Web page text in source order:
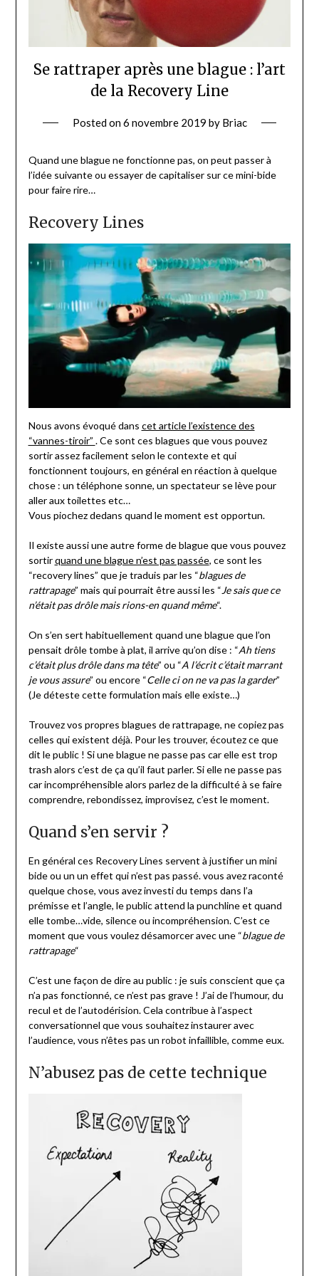
Se rattraper après une blague : l’art
de la Recovery Line
Posted on6 novembre 2019 by Briac
Quand une blague ne fonctionne pas, on peut passer à
l’idée suivante ou essayer de capitaliser sur ce mini-bide
pour faire rire…
Recovery Lines
Nous avons évoqué dans cet article l’existence des
“vannes-tiroir” . Ce sont ces blagues que vous pouvez
sortir assez facilement selon le contexte et qui
fonctionnent toujours, en général en réaction à quelque
chose : un téléphone sonne, un spectateur se lève pour
aller aux toilettes etc…
Vous piochez dedans quand le moment est opportun.
Il existe aussi une autre forme de blague que vous pouvez
sortirquand une blague n’est pas passée, ce sont les
“recovery lines” que je traduis par les “blagues de
rattrapage” mais qui pourrait être aussi les “Je sais que ce
n’était pas drôle mais rions-en quand même“.
On s’en sert habituellement quand une blague que l’on
pensait drôle tombe à plat, il arrive qu’on dise : “Ah tiens
c’était plus drôle dans ma tête” ou “A l’écrit c’était marrant
je vous assure” ou encore “Celle ci on ne va pas la garder”
(Je déteste cette formulation mais elle existe…)
Trouvez vos propres blagues de rattrapage, ne copiez pas
celles qui existent déjà. Pour les trouver, écoutez ce que
dit le public ! Si une blague ne passe pas car elle est trop
trash alors c’est de ça qu’il faut parler. Si elle ne passe pas
car incompréhensible alors parlez de la difficulté à se faire
comprendre, rebondissez, improvisez, c’est le moment.
Quand s’en servir ?
En général ces Recovery Lines servent à justifier un mini
bide ou un un effet qui n’est pas passé. vous avez raconté
quelque chose, vous avez investi du temps dans l’a
prémisse et l’angle, le public attend la punchline et quand
elle tombe…vide, silence ou incompréhension. C’est ce
moment que vous voulez désamorcer avec une “blague de
rattrapage“
C’est une façon de dire au public : je suis conscient que ça
n’a pas fonctionné, ce n’est pas grave ! J’ai de l’humour, du
recul et de l’autodérision. Cela contribue à l’aspect
conversationnel que vous souhaitez instaurer avec
l’audience, vous n’êtes pas un robot infaillible, comme eux.
N’abusez pas de cette technique